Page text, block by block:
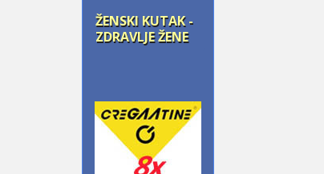
ŽENSKI KUTAK -
ZDRAVLJE ŽENE